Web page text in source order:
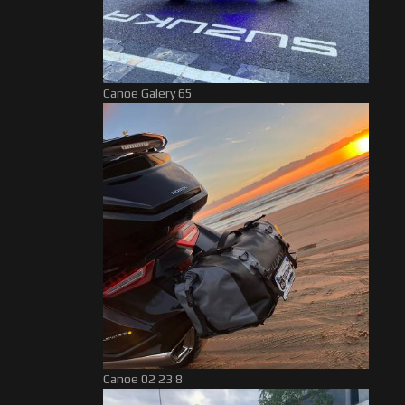
Canoe Galery 65
Canoe 02 23 8